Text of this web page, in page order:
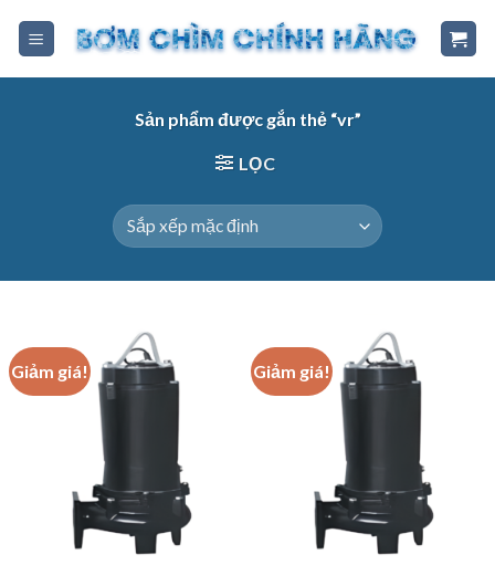
Sản phẩm được gắn thẻ “vr”
LỌC
Giảm giá! Giảm giá!